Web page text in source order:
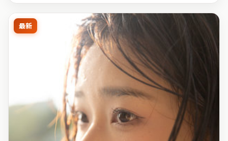
最新